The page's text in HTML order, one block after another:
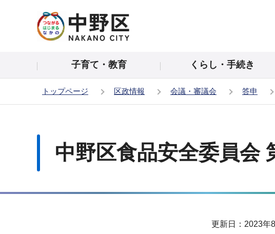
の
頭
子育て・教育 くらし・手続き
トップページ 区政情報 会議・審議会 答申
中野区食品安全委員会
更新日：2023年